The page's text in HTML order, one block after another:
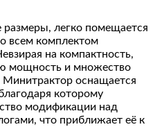
легко помещается
всем комплектом
на компактность,
мощность и множество
Минитрактор оснащается
которому
модификации над
что приближает её к